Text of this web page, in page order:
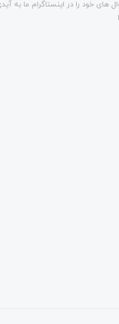
های خود را در اینستاگرام ما به